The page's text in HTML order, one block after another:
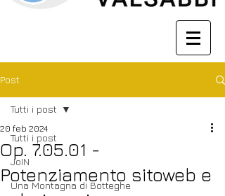
Post
Tutti i post
JoIN
Una Montagna di Botteghe
Tutti i post
Op. 7.05.01 -
Potenziamento sitoweb e
20 feb 2024